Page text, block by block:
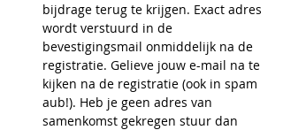
bijdrage terug te krijgen. Exact adres
wordt verstuurd in de
bevestigingsmail onmiddelijk na de
registratie. Gelieve jouw e-mail na te
kijken na de registratie (ook in spam
aub!). Heb je geen adres van
samenkomst gekregen stuur dan